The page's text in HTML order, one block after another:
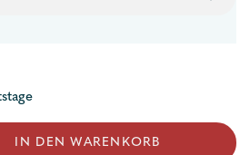
IN DEN WARENKORB